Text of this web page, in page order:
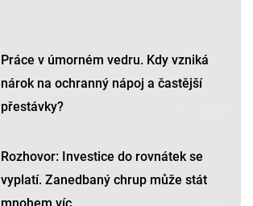
Práce v úmorném vedru. Kdy vzniká
nárok na ochranný nápoj a častější
přestávky?
Rozhovor: Investice do rovnátek se
vyplatí. Zanedbaný chrup může stát